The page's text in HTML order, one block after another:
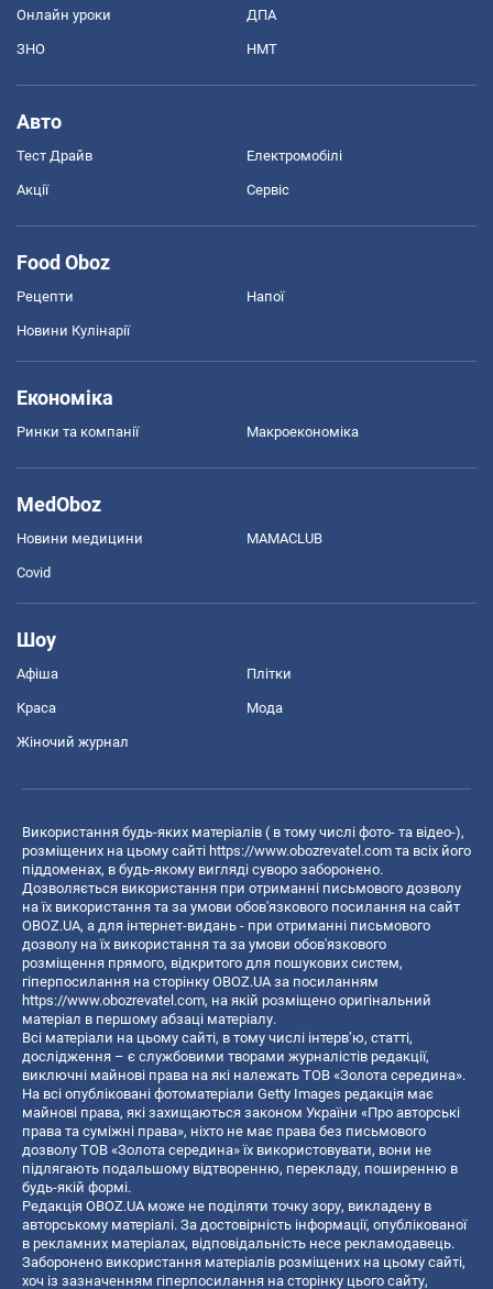
Онлайн уроки ДПА
ЗНО НМТ
Авто
Тест Драйв Електромобілі
Акції Сервіс
Food Oboz
Рецепти Напої
Новини Кулінарії
Економіка
Ринки та компанії Макроекономіка
MedOboz
Новини медицини MAMACLUB
Covid
Шоу
Афіша Плітки
Краса Мода
Жіночий журнал
Використання будь-яких матеріалів ( в тому числі фото- та відео-),
розміщених на цьому сайті https://www.obozrevatel.com та всіх його
піддоменах, в будь-якому вигляді суворо заборонено.
Дозволяється використання при отриманні письмового дозволу
на їх використання та за умови обов'язкового посилання на сайт
OBOZ.UA, а для інтернет-видань - при отриманні письмового
дозволу на їх використання та за умови обов'язкового
розміщення прямого, відкритого для пошукових систем,
гіперпосилання на сторінку OBOZ.UA за посиланням
https://www.obozrevatel.com, на якій розміщено оригінальний
матеріал в першому абзаці матеріалу.
Всі матеріали на цьому сайті, в тому числі інтерв’ю, статті,
дослідження – є службовими творами журналістів редакції,
виключні майнові права на які належать ТОВ «Золота середина».
На всі опубліковані фотоматеріали Getty Images редакція має
майнові права, які захищаються законом України «Про авторські
права та суміжні права», ніхто не має права без письмового
дозволу ТОВ «Золота середина» їх використовувати, вони не
підлягають подальшому відтворенню, перекладу, поширенню в
будь-якій формі.
Редакція OBOZ.UA може не поділяти точку зору, викладену в
авторському матеріалі. За достовірність інформації, опублікованої
в рекламних матеріалах, відповідальність несе рекламодавець.
Заборонено використання матеріалів розміщених на цьому сайті,
хоч із зазначенням гіперпосилання на сторінку цього сайту,